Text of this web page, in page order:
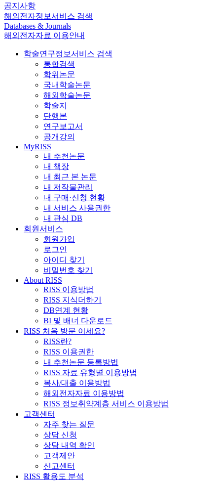
공지사항
해외전자정보서비스 검색
Databases & Journals
해외전자자료 이용안내
학술연구정보서비스 검색
통합검색
학위논문
국내학술논문
해외학술논문
학술지
단행본
연구보고서
공개강의
MyRISS
내 추천논문
내 책장
내 최근 본 논문
내 저작물관리
내 구매·신청 현황
내 서비스 사용권한
내 관심 DB
회원서비스
회원가입
로그인
아이디 찾기
비밀번호 찾기
About RISS
RISS 이용방법
RISS 지식더하기
DB연계 현황
BI 및 배너 다운로드
RISS 처음 방문 이세요?
RISS란?
RISS 이용권한
내 추천논문 등록방법
RISS 자료 유형별 이용방법
복사/대출 이용방법
해외전자자료 이용방법
RISS 정보취약계층 서비스 이용방법
고객센터
자주 찾는 질문
상담 신청
상담 내역 확인
고객제안
신고센터
RISS 활용도 분석